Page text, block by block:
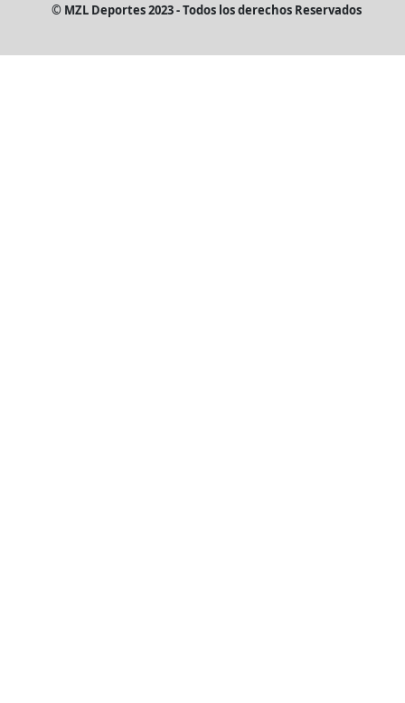
© MZL Deportes 2023 - Todos los derechos Reservados